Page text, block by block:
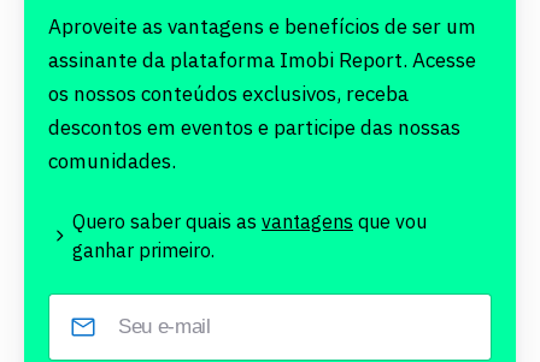
Aproveite as vantagens e benefícios de ser um
assinante da plataforma Imobi Report. Acesse
os nossos conteúdos exclusivos, receba
descontos em eventos e participe das nossas
comunidades.
Quero saber quais as vantagens que vou
ganhar primeiro.